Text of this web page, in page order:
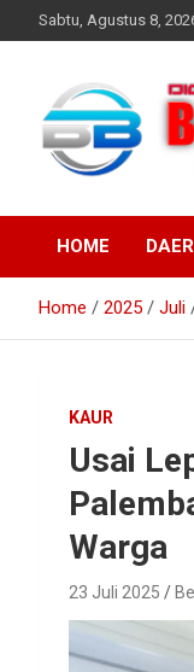
to
Sabtu, Agustus 8,
HOME
Home 2025 Juli
KAUR
Usai
Warga
23 Juli 2025